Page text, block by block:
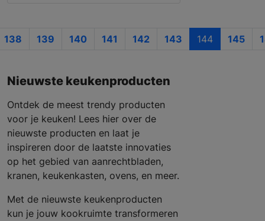
138 139 140 141 142 143 144 145
Nieuwste keukenproducten
Ontdek de meest trendy producten
voor je keuken! Lees hier over de
nieuwste producten en laat je
inspireren door de laatste innovaties
op het gebied van aanrechtbladen,
kranen, keukenkasten, ovens, en meer.
Met de nieuwste keukenproducten
kun je jouw kookruimte transformeren